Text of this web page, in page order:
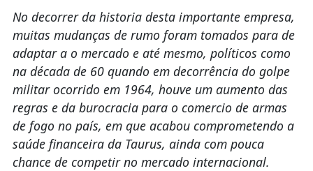
No decorrer da historia desta importante empresa,
muitas mudanças de rumo foram tomados para de
adaptar a o mercado e até mesmo, políticos como
na década de 60 quando em decorrência do golpe
militar ocorrido em 1964, houve um aumento das
regras e da burocracia para o comercio de armas
de fogo no país, em que acabou comprometendo a
saúde financeira da Taurus, ainda com pouca
chance de competir no mercado internacional.